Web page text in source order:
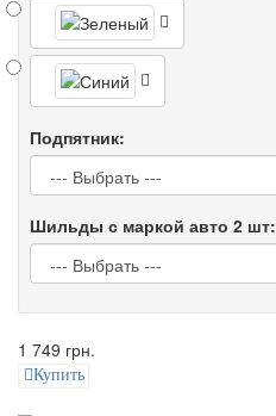
Подпятник:
Шильды с маркой авто 2 шт:
1 749 грн.
Купить